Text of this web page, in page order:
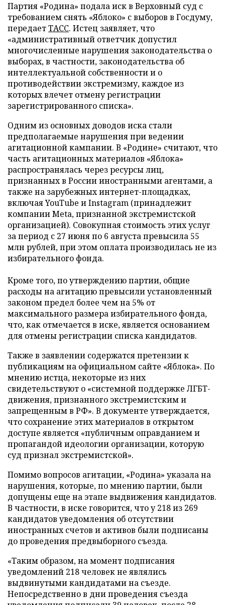
Партия «Родина» подала иск в Верховный суд с
требованием снять «Яблоко» с выборов в Госдуму,
передаетТАСС. Истец заявляет, что
«административный ответчик допустил
многочисленные нарушения законодательства о
выборах, в частности, законодательства об
интеллектуальной собственности и о
противодействии экстремизму, каждое из
которых влечет отмену регистрации
зарегистрированного списка».
Одним из основных доводов иска стали
предполагаемые нарушения при ведении
агитационной кампании. В «Родине» считают, что
часть агитационных материалов «Яблока»
распространялась через ресурсы лиц,
признанных в России иностранными агентами, а
также на зарубежных интернет-площадках,
включая YouTube и Instagram (принадлежит
компании Meta, признанной экстремистской
организацией). Совокупная стоимость этих услуг
за период с 27 июня по 6 августа превысила 55
млн рублей, при этом оплата производилась не из
избирательного фонда.
Кроме того, по утверждению партии, общие
расходы на агитацию превысили установленный
законом предел более чем на 5% от
максимального размера избирательного фонда,
что, как отмечается в иске, является основанием
для отмены регистрации списка кандидатов.
Также в заявлении содержатся претензии к
публикациям на официальном сайте «Яблока». По
мнению истца, некоторые из них
свидетельствуют о «системной поддержке ЛГБТ-
движения, признанного экстремистским и
запрещенным в РФ». В документе утверждается,
что сохранение этих материалов в открытом
доступе является «публичным оправданием и
пропагандой идеологии организации, которую
суд признал экстремистской».
Помимо вопросов агитации, «Родина» указала на
нарушения, которые, по мнению партии, были
допущены еще на этапе выдвижения кандидатов.
В частности, в иске говорится, что у 218 из 269
кандидатов уведомления об отсутствии
иностранных счетов и активов были подписаны
до проведения предвыборного съезда.
«Таким образом, на момент подписания
уведомлений 218 человек не являлись
выдвинутыми кандидатами на съезде.
Непосредственно в дни проведения съезда